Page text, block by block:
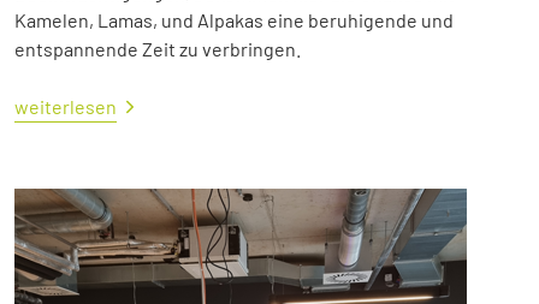
Kamelen, Lamas, und Alpakas eine beruhigende und
entspannende Zeit zu verbringen.
weiterlesen